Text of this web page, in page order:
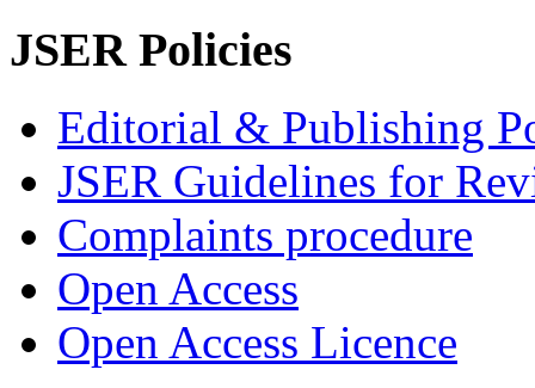
JSER Policies
Editorial & Publishing
JSER Guidelines for
Complaints procedure
Open Access
Open Access Licence